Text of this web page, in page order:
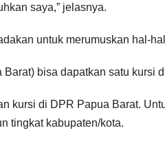
saya,” jelasnya.
untuk merumuskan hal-
bisa dapatkan satu kursi
kursi di DPR Papua Barat.
tingkat kabupaten/kota.